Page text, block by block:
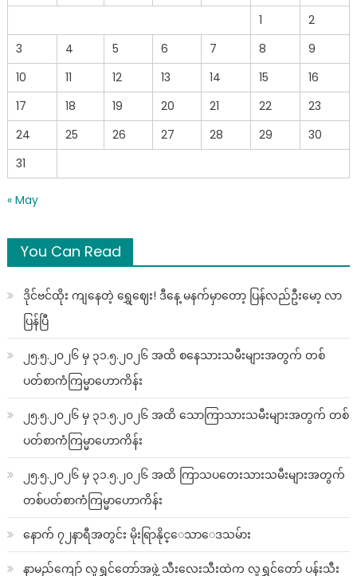
1
2
3
4 5 6 7 8
9
10
11 12 13 14 15
16
17
18 19 20 21 22
23
24
25 26 27 28 29
30
31
« May
You Can Read
ဒိုင်ဗင်ထိုး ကျနေတဲ့ ရွှေဈေး! ဒီနေ့ မနက်မှာတော့ ပြန်လည်ဦးမော့ လာ
ပြန်ပြီ
၂၅.၅.၂၀၂၆ မှ ၃၁.၅.၂၀၂၆ အထိ စနေသားသမီးများအတွက် တစ်
ပတ်စာကံကြမ္မာဟောကိန်း
၂၅.၅.၂၀၂၆ မှ ၃၁.၅.၂၀၂၆ အထိ သောကြာသားသမီးများအတွက် တစ်
ပတ်စာကံကြမ္မာဟောကိန်း
၂၅.၅.၂၀၂၆ မှ ၃၁.၅.၂၀၂၆ အထိ ကြာသပတေးသားသမီးများအတွက်
တစ်ပတ်စာကံကြမ္မာဟောကိန်း
နောက် ၇၂နာရီအတွင်း မိုးရြာနိုင္ေသာေဒသမ်ား
နာမည်ကျော် လူရွှင်တော်အဖွဲ့ သီးလေးသီးထဲက လူရွှင်တော် ပန်းသီး